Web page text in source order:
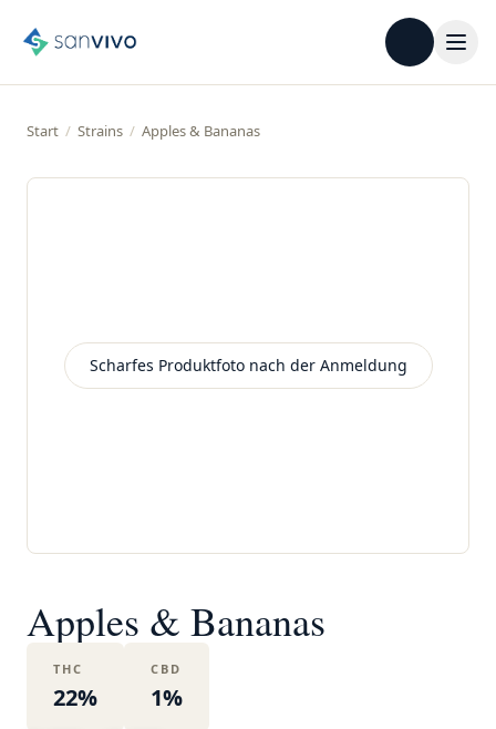
Start / Strains / Apples & Bananas
Scharfes Produktfoto nach der Anmeldung
Apples & Bananas
THC
22%
CBD
1%